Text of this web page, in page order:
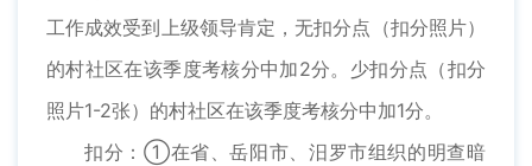
工作成效受到上级领导肯定，无扣分点（扣分照片）
的村社区在该季度考核分中加2分。少扣分点（扣分
照片1-2张）的村社区在该季度考核分中加1分。
扣分：①在省、岳阳市、汨罗市组织的明查暗